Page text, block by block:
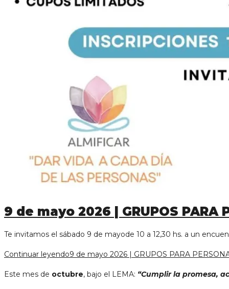
9 de mayo 2026 | GRUPOS PARA
Te invitamos el sábado 9 de mayode 10 a 12,30 hs. a un
Continuar leyendo9 de mayo 2026 | GRUPOS PARA
Este mes de octubre, bajo el LEMA: “Cumplir la promesa,